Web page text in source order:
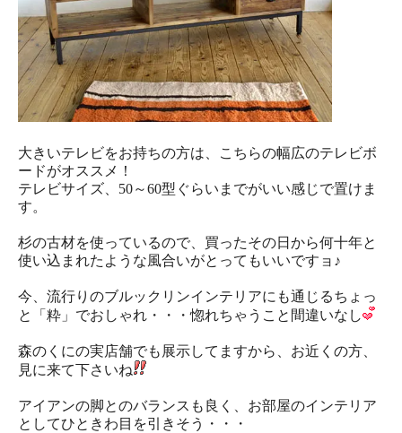
大きいテレビをお持ちの方は、こちらの幅広のテレビボ
ードがオススメ！
テレビサイズ、50～60型ぐらいまでがいい感じで置けま
す。
杉の古材を使っているので、買ったその日から何十年と
使い込まれたような風合いがとってもいいですョ♪
今、流行りのブルックリンインテリアにも通じるちょっ
と「粋」でおしゃれ・・・惚れちゃうこと間違いなし
森のくにの実店舗でも展示してますから、お近くの方、
見に来て下さいね
アイアンの脚とのバランスも良く、お部屋のインテリア
としてひときわ目を引きそう・・・